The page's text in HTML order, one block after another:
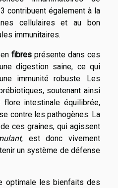
contribuent également à la
cellulaires et au bon
immunitaires.
fibres présente dans ces
digestion saine, ce qui
immunité robuste. Les
soutenant ainsi
flore intestinale équilibrée,
contre les pathogènes. La
ces graines, qui agissent
, est donc vivement
un système de défense
optimale les bienfaits des